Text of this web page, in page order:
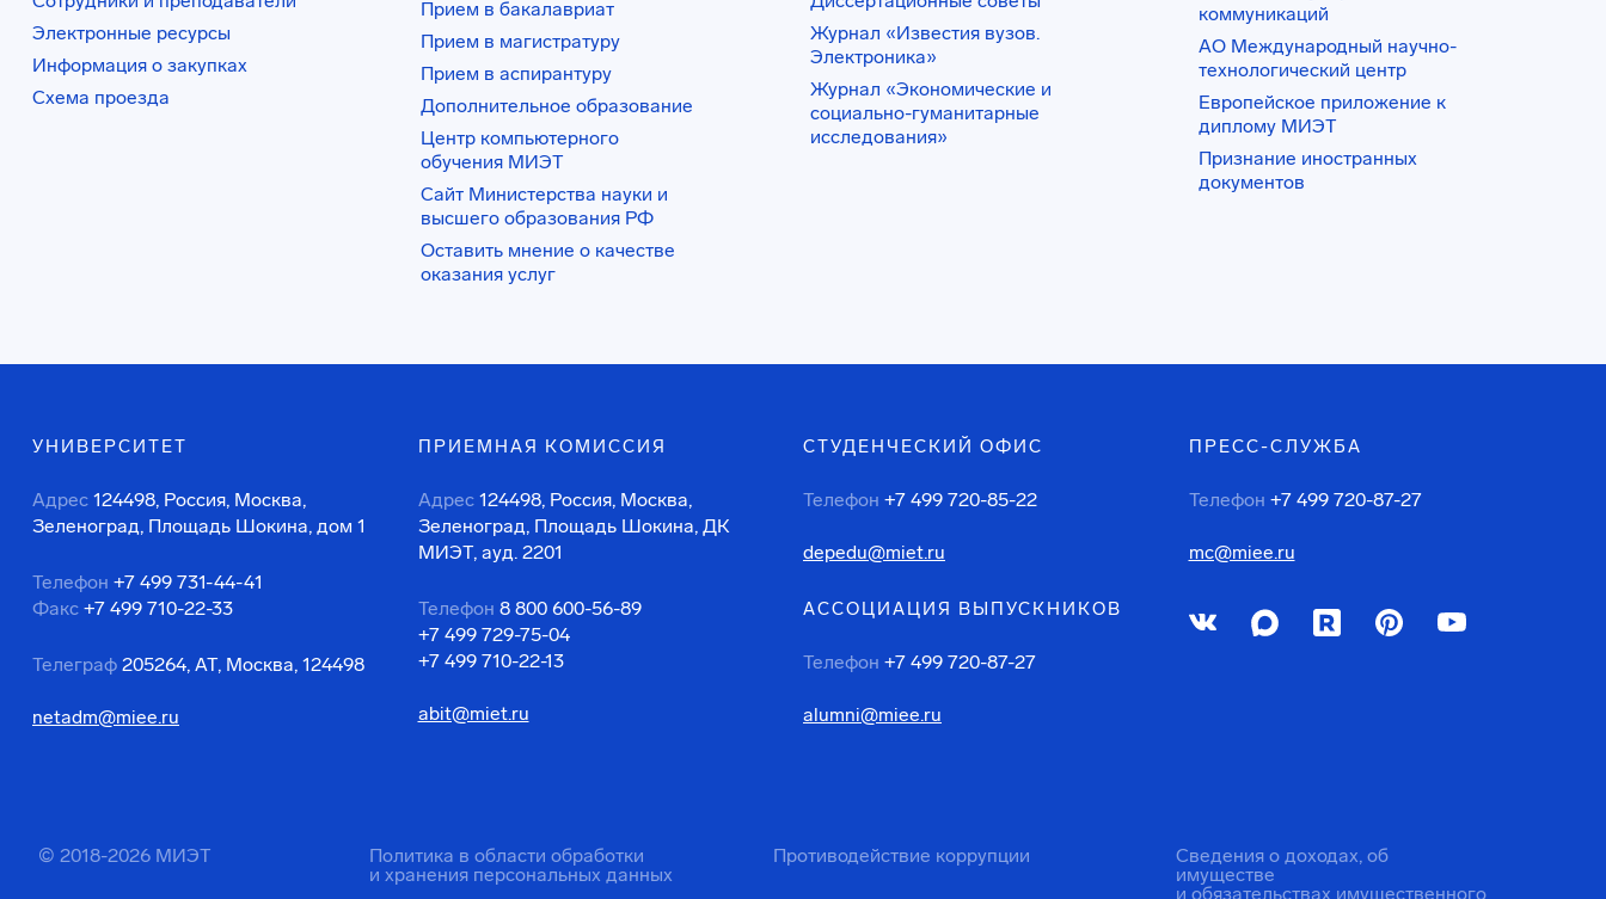
Электронные ресурсы
Информация о закупках
Схема проезда
Прием в бакалавриат
Прием в магистратуру
Прием в аспирантуру
Дополнительное образование
Центр компьютерного
обучения МИЭТ
Сайт Министерства науки и
высшего образования РФ
Оставить мнение о качестве
оказания услуг
Журнал «Известия вузов.
Электроника»
Журнал «Экономические и
социально-гуманитарные
исследования»
коммуникаций
АО Международный научно-
технологический центр
Европейское приложение к
диплому МИЭТ
Признание иностранных
документов
УНИВЕРСИТЕТ
Адрес 124498, Россия, Москва,
Зеленоград, Площадь Шокина, дом 1
Телефон +7 499 731-44-41
Факс +7 499 710-22-33
Телеграф 205264, АТ, Москва, 124498
netadm@miee.ru
ПРИЕМНАЯ КОМИССИЯ
Адрес 124498, Россия, Москва,
Зеленоград, Площадь Шокина, ДК
МИЭТ, ауд. 2201
Телефон 8 800 600-56-89
+7 499 729-75-04
+7 499 710-22-13
abit@miet.ru
СТУДЕНЧЕСКИЙ ОФИС
Телефон +7 499 720-85-22
depedu@miet.ru
АССОЦИАЦИЯ ВЫПУСКНИКОВ
Телефон +7 499 720-87-27
alumni@miee.ru
ПРЕСС-СЛУЖБА
Телефон +7 499 720-87-27
mc@miee.ru
© 2018-2026 МИЭТ
Политика в области обработки
и хранения персональных данных
Противодействие коррупции
Сведения о доходах, об
имуществе
и обязательствах имущественного